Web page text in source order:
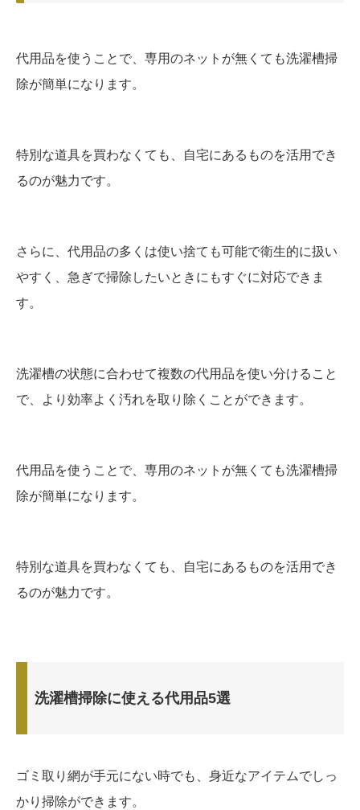
代用品を使うことで、専用のネットが無くても洗濯槽掃
除が簡単になります。
特別な道具を買わなくても、自宅にあるものを活用でき
るのが魅力です。
さらに、代用品の多くは使い捨ても可能で衛生的に扱い
やすく、急ぎで掃除したいときにもすぐに対応できま
す。
洗濯槽の状態に合わせて複数の代用品を使い分けること
で、より効率よく汚れを取り除くことができます。
代用品を使うことで、専用のネットが無くても洗濯槽掃
除が簡単になります。
特別な道具を買わなくても、自宅にあるものを活用でき
るのが魅力です。
洗濯槽掃除に使える代用品5選
ゴミ取り網が手元にない時でも、身近なアイテムでしっ
かり掃除ができます。